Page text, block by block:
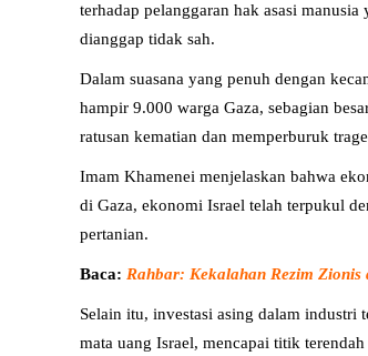
terhadap pelanggaran hak asasi
dianggap tidak sah.
Dalam suasana yang penuh dengan
hampir 9.000 warga Gaza, sebagian
ratusan kematian dan memperburuk
Imam Khamenei menjelaskan bahwa
di Gaza, ekonomi Israel telah terpukul
pertanian.
Baca: Rahbar: Kekalahan Rezim
Selain itu, investasi asing dalam
mata uang Israel, mencapai titik